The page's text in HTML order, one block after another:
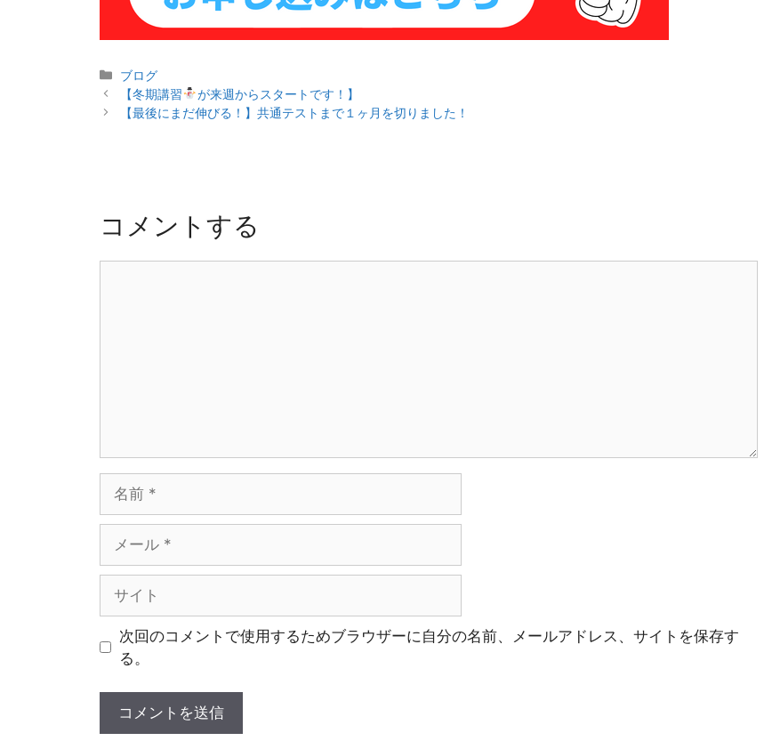
カ
テ
ゴ
ブログ
投
稿
ョ
【冬期講習
が来週からスタートです！】
【最後にまだ伸びる！】共通テストまで１ヶ月を切りました！
コメントする
ル
次回のコメントで使用するためブラウザーに自分の名前、メールアドレス、サイトを保存す
る。